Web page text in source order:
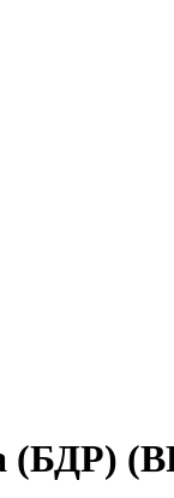
(БДР)